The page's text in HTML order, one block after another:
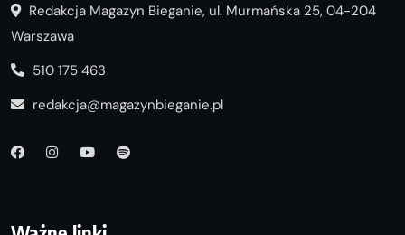
Redakcja Magazyn Bieganie, ul. Murmańska 25, 04-204
Warszawa
510 175 463
redakcja@magazynbieganie.pl